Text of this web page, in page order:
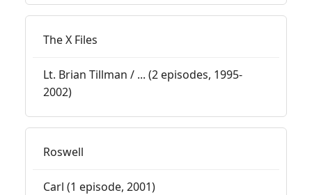
The X Files
Lt. Brian Tillman / ... (2 episodes, 1995-
2002)
Roswell
Carl (1 episode, 2001)